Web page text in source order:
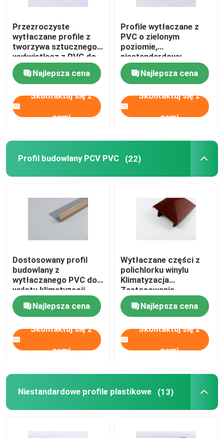
Do domu
Przezroczyste
wytłaczane profile z
tworzywa sztucznego /
wyświetlacz z PVC do
supermarketu
Najlepsza cena
Skontaktuj się z
nami
Profile wytłaczane z
PVC o zielonym
poziomie,
niestandardowy
przezroczysty profil
etykiety cenowej
Najlepsza cena
Skontaktuj się z
nami
Profil budowlany PCV PVC (22)
Dostosowany profil
budowlany z
wytłaczanego PVC do
wylotu klimatyzacji
Najlepsza cena
Skontaktuj się z
nami
Wytłaczane części z
polichlorku winylu
Klimatyzacja
Zastosowanie
Certyfikat ISO90011
Najlepsza cena
Skontaktuj się z
nami
Niestandardowe profile plastikowe (13)